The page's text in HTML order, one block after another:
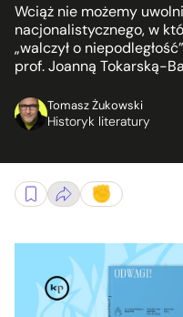
Wciąż nie możemy
nacjonalistycznego, w
„walczył o
prof. Joanną Tokarską-
Tomasz Żukowski
Historyk literatury